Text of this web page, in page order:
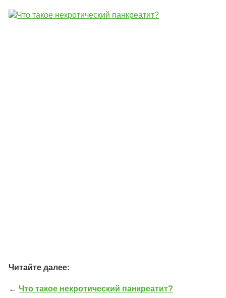
Читайте далее:
←Что такое некротический панкреатит?